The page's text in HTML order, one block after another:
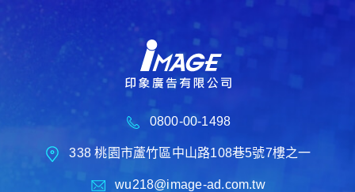
0800-00-1498
338 桃園市蘆竹區中山路108巷5號7樓之一
wu218@image-ad.com.tw